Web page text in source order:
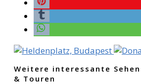
Weitere interessante
& Touren